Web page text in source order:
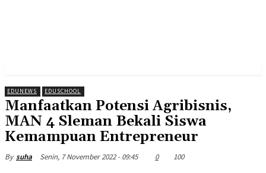
EDUNEWS EDUSCHOOL
Manfaatkan Potensi Agribisnis,
MAN 4 Sleman Bekali Siswa
Kemampuan Entrepreneur
By suha Senin, 7 November 2022 - 09:45 0 100